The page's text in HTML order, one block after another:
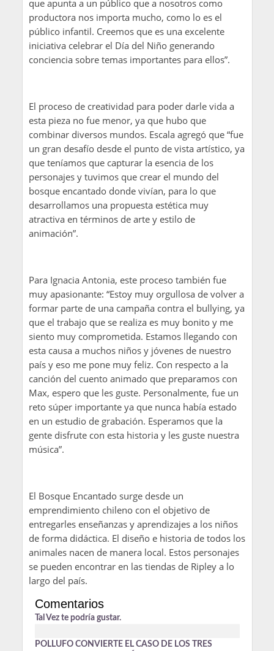
que apunta a un público que a nosotros como
productora nos importa mucho, como lo es el
público infantil. Creemos que es una excelente
iniciativa celebrar el Día del Niño generando
conciencia sobre temas importantes para ellos”.
El proceso de creatividad para poder darle vida a
esta pieza no fue menor, ya que hubo que
combinar diversos mundos. Escala agregó que “fue
un gran desafío desde el punto de vista artístico, ya
que teníamos que capturar la esencia de los
personajes y tuvimos que crear el mundo del
bosque encantado donde vivían, para lo que
desarrollamos una propuesta estética muy
atractiva en términos de arte y estilo de
animación”.
Para Ignacia Antonia, este proceso también fue
muy apasionante: “Estoy muy orgullosa de volver a
formar parte de una campaña contra el bullying, ya
que el trabajo que se realiza es muy bonito y me
siento muy comprometida. Estamos llegando con
esta causa a muchos niños y jóvenes de nuestro
país y eso me pone muy feliz. Con respecto a la
canción del cuento animado que preparamos con
Max, espero que les guste. Personalmente, fue un
reto súper importante ya que nunca había estado
en un estudio de grabación. Esperamos que la
gente disfrute con esta historia y les guste nuestra
música”.
El Bosque Encantado surge desde un
emprendimiento chileno con el objetivo de
entregarles enseñanzas y aprendizajes a los niños
de forma didáctica. El diseño e historia de todos los
animales nacen de manera local. Estos personajes
se pueden encontrar en las tiendas de Ripley a lo
largo del país.
Comentarios
Tal Vez te podría gustar.
POLLUFO CONVIERTE EL CASO DE LOS TRES